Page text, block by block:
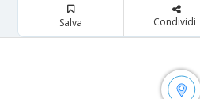
Salva Condividi